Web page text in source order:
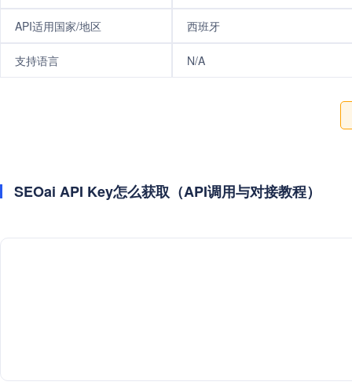
API适用国家/地区 西班牙
支持语言 N/A
SEOai API Key怎么获取（API调用与对接教程）